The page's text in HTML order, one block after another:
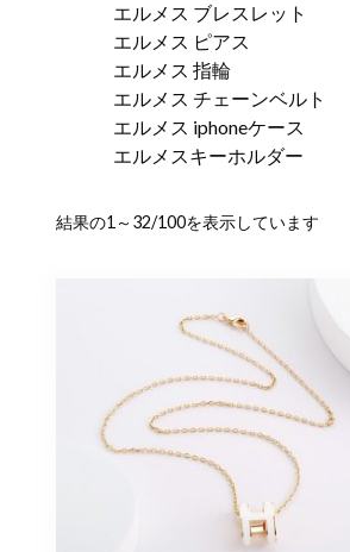
エルメス ブレスレット
エルメス ピアス
エルメス 指輪
エルメス チェーンベルト
エルメス iphoneケース
エルメスキーホルダー
結果の1～32/100を表示しています